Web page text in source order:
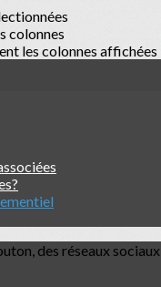
colonnes
les colonnes affichées
des réseaux sociaux